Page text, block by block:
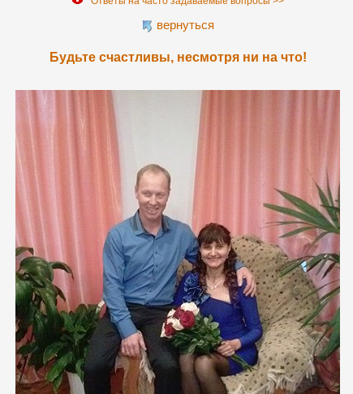
вернуться
Будьте счастливы, несмотря ни на что!